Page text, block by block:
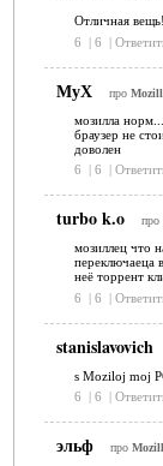
Отличная
6
| 6 |
МуХ про
мозилла
браузер не
доволен
6
| 6 |
turbo k.o про
мозиллец что
переключаеца
неё торрент
6
| 6 |
stanislavovich
s Moziloj moj
6
| 6 |
эльф про